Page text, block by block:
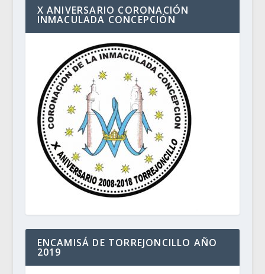
X ANIVERSARIO CORONACIÓN
INMACULADA CONCEPCIÓN
ENCAMISÁ DE TORREJONCILLO AÑO
2019